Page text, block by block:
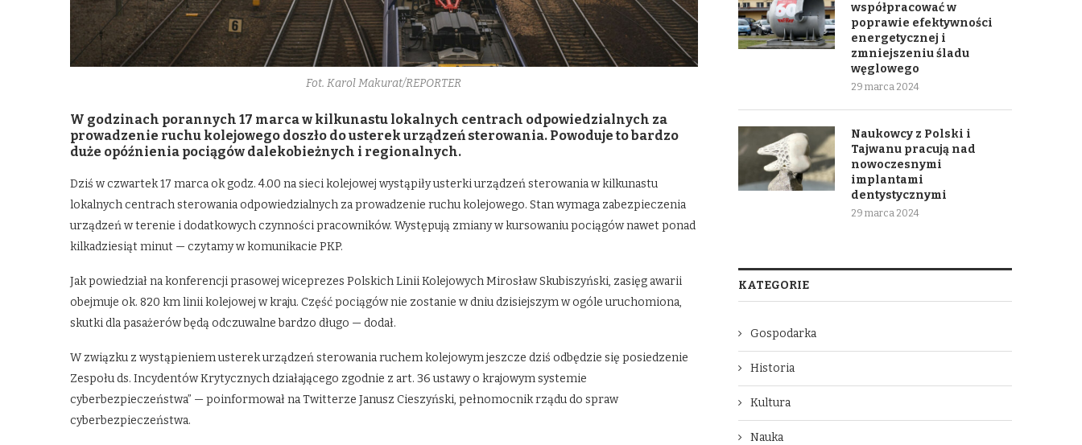
Fot. Karol Makurat/REPORTER
W godzinach porannych 17 marca w kilkunastu lokalnych centrach odpowiedzialnych za
prowadzenie ruchu kolejowego doszło do usterek urządzeń sterowania. Powoduje to bardzo
duże opóźnienia pociągów dalekobieżnych i regionalnych.
Dziś w czwartek 17 marca ok godz. 4.00 na sieci kolejowej wystąpiły usterki urządzeń sterowania w kilkunastu
lokalnych centrach sterowania odpowiedzialnych za prowadzenie ruchu kolejowego. Stan wymaga zabezpieczenia
urządzeń w terenie i dodatkowych czynności pracowników. Występują zmiany w kursowaniu pociągów nawet ponad
kilkadziesiąt minut — czytamy w komunikacie PKP.
Jak powiedział na konferencji prasowej wiceprezes Polskich Linii Kolejowych Mirosław Skubiszyński, zasięg awarii
obejmuje ok. 820 km linii kolejowej w kraju. Część pociągów nie zostanie w dniu dzisiejszym w ogóle uruchomiona,
skutki dla pasażerów będą odczuwalne bardzo długo — dodał.
W związku z wystąpieniem usterek urządzeń sterowania ruchem kolejowym jeszcze dziś odbędzie się posiedzenie
Zespołu ds. Incydentów Krytycznych działającego zgodnie z art. 36 ustawy o krajowym systemie
cyberbezpieczeństwa” — poinformował na Twitterze Janusz Cieszyński, pełnomocnik rządu do spraw
cyberbezpieczeństwa.
współpracować w
poprawie efektywności
energetycznej i
zmniejszeniu śladu
węglowego
29 marca 2024
Naukowcy z Polski i
Tajwanu pracują nad
nowoczesnymi
implantami
dentystycznymi
29 marca 2024
KATEGORIE
Gospodarka
Historia
Kultura
Nauka